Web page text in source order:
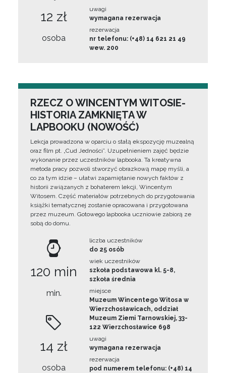
12 zł
osoba
uwagi
wymagana rezerwacja
rezerwacja
nr telefonu: (+48) 14 621 21 49
wew. 200
RZECZ O WINCENTYM WITOSIE-
HISTORIA ZAMKNIĘTA W
LAPBOOKU (NOWOŚĆ)
Lekcja prowadzona w oparciu o stałą ekspozycję muzealną
oraz film pt. „Cud Jedności”. Uzupełnieniem zajęć będzie
wykonanie przez uczestników lapbooka. Ta kreatywna
metoda pracy pozwoli stworzyć obrazkową mapę myśli, a
co za tym idzie – ułatwi zapamiętanie nowych faktów z
historii związanych z bohaterem lekcji, Wincentym
Witosem. Część materiałów potrzebnych do przygotowania
książki tematycznej zostanie opracowana i przygotowana
przez muzeum. Gotowego lapbooka uczniowie zabiorą ze
sobą do domu.
120 min
min.
14 zł
osoba
liczba uczestników
do 25 osób
wiek uczestników
szkoła podstawowa kl. 5-8,
szkoła średnia
miejsce
Muzeum Wincentego Witosa w
Wierzchosławicach, oddział
Muzeum Ziemi Tarnowskiej, 33-
122 Wierzchosławice 698
uwagi
wymagana rezerwacja
rezerwacja
pod numerem telefonu: (+48) 14